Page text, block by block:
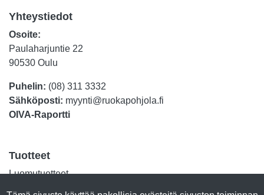
Yhteystiedot
Osoite:
Paulaharjuntie 22
90530 Oulu
Puhelin: (08) 311 3332
Sähköposti: myynti@ruokapohjola.fi
OIVA-Raportti
Tuotteet
Luomutuotteet